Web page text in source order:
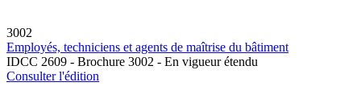
3002
Employés, techniciens et agents de maîtrise du bâtiment
IDCC 2609 - Brochure 3002 - En vigueur étendu
Consulter l'édition